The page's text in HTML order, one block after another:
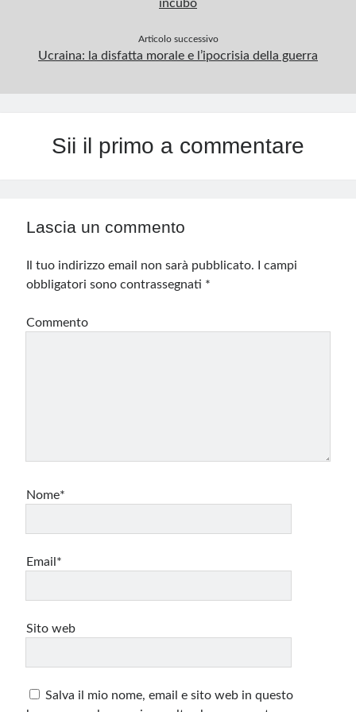
incubo
Articolo successivo
Ucraina: la disfatta morale e l’ipocrisia della guerra
Sii il primo a commentare
Lascia un commento
Il tuo indirizzo email non sarà pubblicato.
I campi
obbligatori sono contrassegnati *
Commento
Nome*
Email*
Sito web
Salva il mio nome, email e sito web in questo